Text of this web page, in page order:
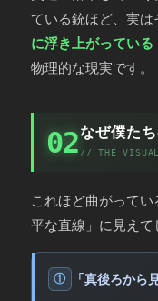
ている銃ほど、実は
に浮き上がっている
物理的な現実です。
02なぜ僕た
// THE
これほど曲がって
平な直線」に見えて
① 「真後ろから